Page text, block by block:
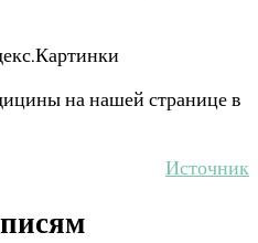
на нашей странице в
Источник